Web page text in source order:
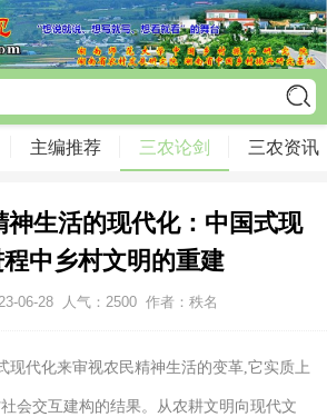
主编推荐 三农论剑 三农资讯
神生活的现代化：中国式现
中乡村文明的重建
06-28 人气： 2500 作者：秩名
代化来审视农民精神生活的变革,它实质上
会交互建构的结果。从农耕文明向现代文